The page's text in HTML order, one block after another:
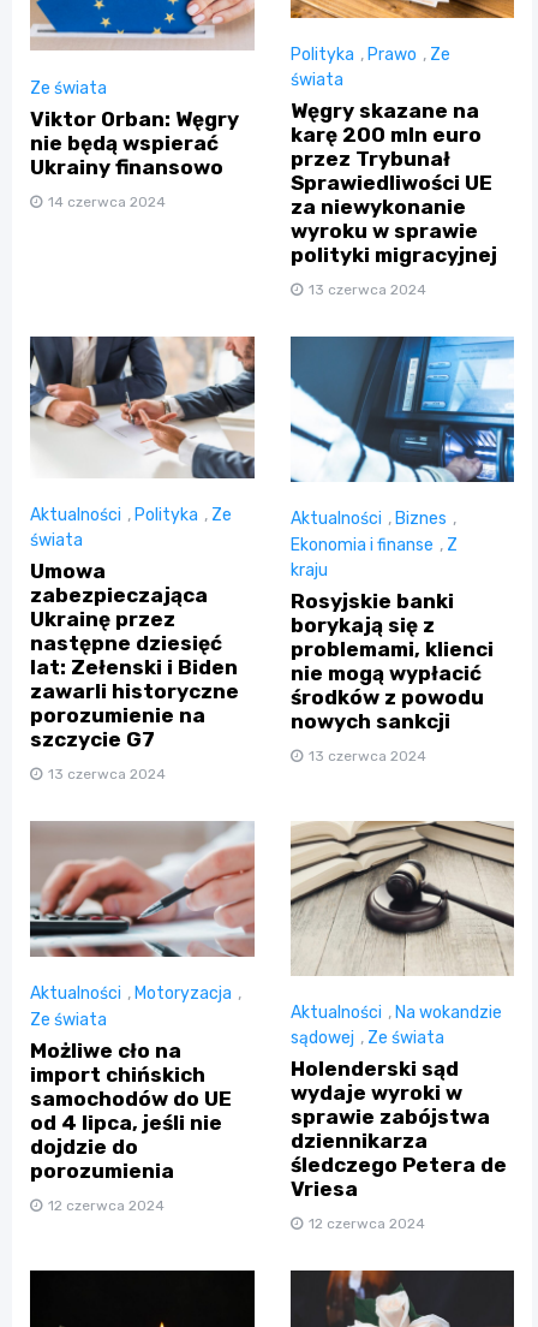
Ze świata
Viktor Orban: Węgry
nie będą wspierać
Ukrainy finansowo
14 czerwca 2024
Polityka , Prawo , Ze
świata
Węgry skazane na
karę 200 mln euro
przez Trybunał
Sprawiedliwości UE
za niewykonanie
wyroku w sprawie
polityki migracyjnej
13 czerwca 2024
Aktualności , Polityka , Ze
świata
Umowa
zabezpieczająca
Ukrainę przez
następne dziesięć
lat: Zełenski i Biden
zawarli historyczne
porozumienie na
szczycie G7
13 czerwca 2024
Aktualności , Biznes ,
Ekonomia i finanse , Z
kraju
Rosyjskie banki
borykają się z
problemami, klienci
nie mogą wypłacić
środków z powodu
nowych sankcji
13 czerwca 2024
Aktualności , Motoryzacja ,
Ze świata
Możliwe cło na
import chińskich
samochodów do UE
od 4 lipca, jeśli nie
dojdzie do
porozumienia
12 czerwca 2024
Aktualności , Na wokandzie
sądowej , Ze świata
Holenderski sąd
wydaje wyroki w
sprawie zabójstwa
dziennikarza
śledczego Petera de
Vriesa
12 czerwca 2024